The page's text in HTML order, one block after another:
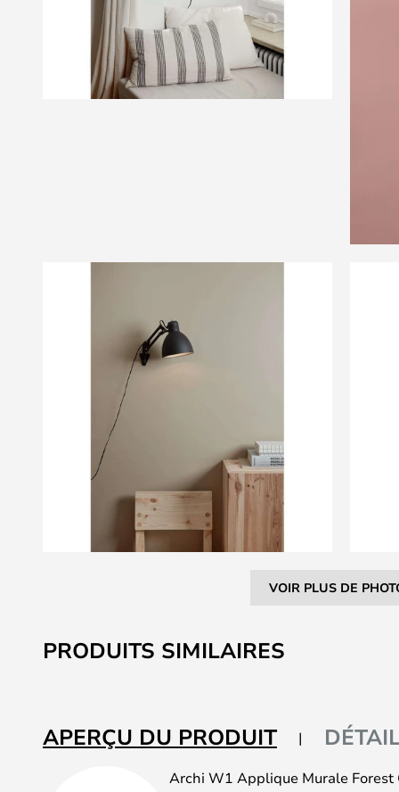
VOIR PLUS DE
to
the
the
images
PRODUITS SIMILAIRES
APERÇU DU PRODUIT
Archi W1 Applique Murale